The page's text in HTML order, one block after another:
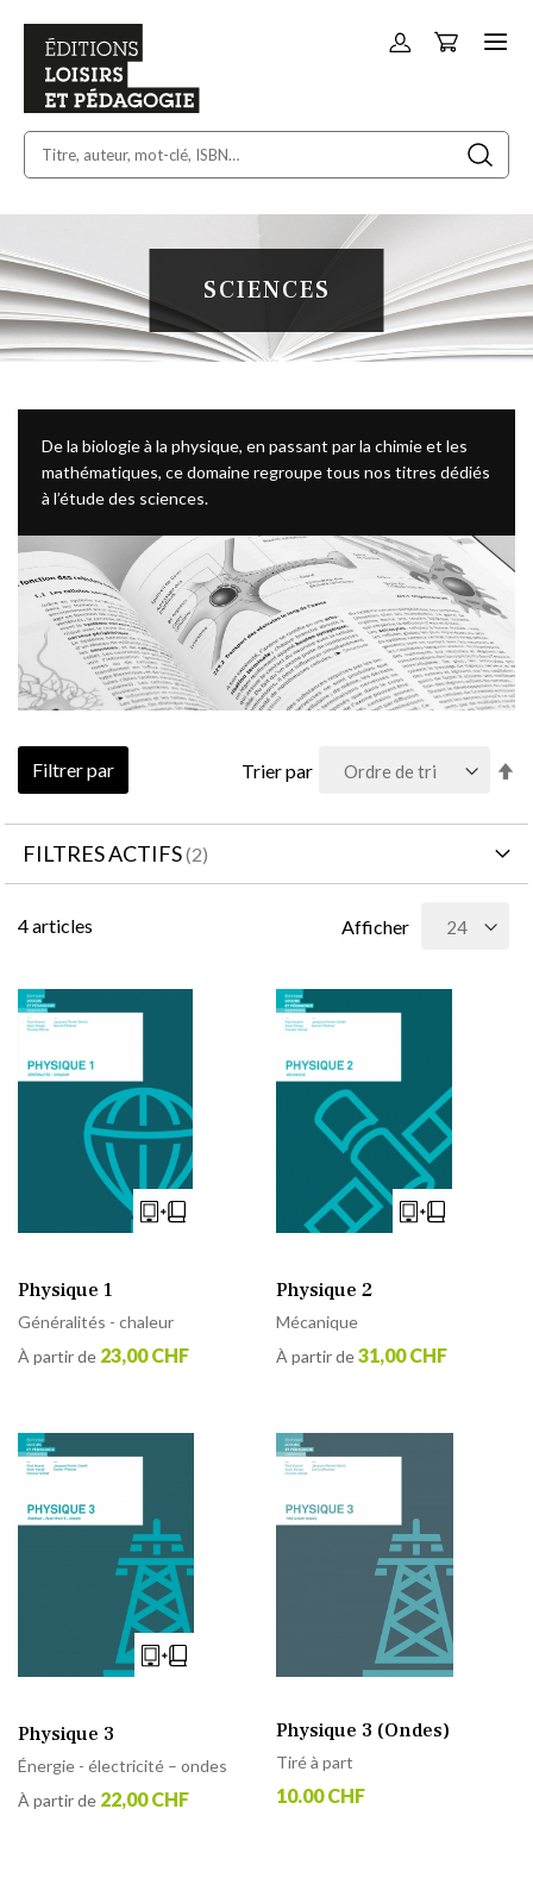
Allez
Panier
SCIENCES
De la biologie à la physique, en passant par la chimie et les
mathématiques, ce domaine regroupe tous nos titres dédiés
à l’étude des sciences.
4articles Afficher
Trier par
Physique 1
Généralités - chaleur
À partir de 23,00 CHF
Physique 2
Mécanique
À partir de31,00 CHF
Physique 3
Énergie - électricité – ondes
À partir de 22,00 CHF
Physique 3 (Ondes)
Tiré à part
10.00 CHF
Filtrer par
FILTRES ACTIFS